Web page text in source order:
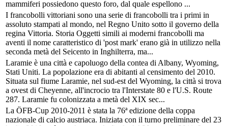
mammiferi possiedono questo foro, dal quale espellono ...
I francobolli vittoriani sono una serie di francobolli tra i primi in
assoluto stampati al mondo, nel Regno Unito sotto il governo della
regina Vittoria. Storia Oggetti simili ai moderni francobolli ma
aventi il nome caratteristico di 'post mark' erano già in utilizzo nella
seconda metà del Seicento in Inghilterra, ma...
Laramie è una città e capoluogo della contea di Albany, Wyoming,
Stati Uniti. La popolazione era di abitanti al censimento del 2010.
Situata sul fiume Laramie, nel sud-est del Wyoming, la città si trova
a ovest di Cheyenne, all'incrocio tra l'Interstate 80 e l'U.S. Route
287. Laramie fu colonizzata a metà del XIX sec...
La ÖFB-Cup 2010-2011 è stata la 76ª edizione della coppa
nazionale di calcio austriaca. Iniziata con il turno preliminare del 23